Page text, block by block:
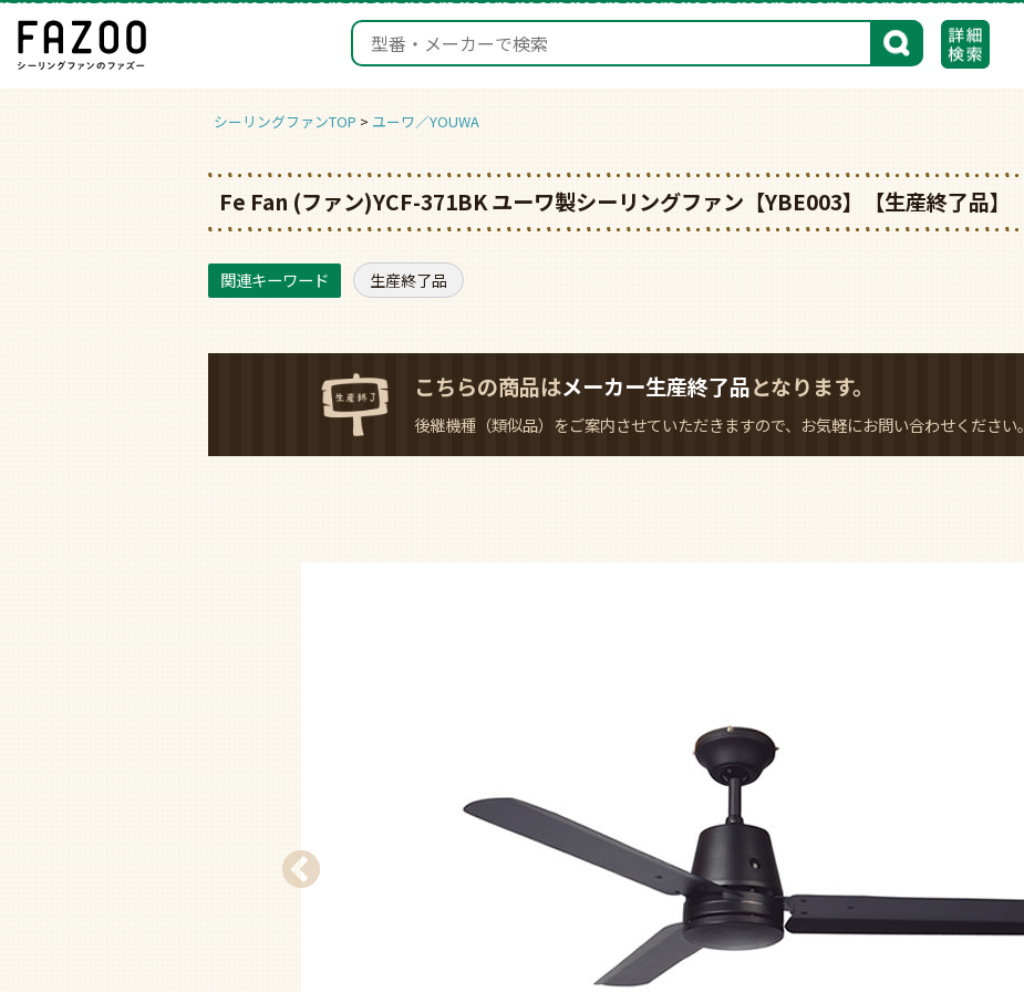
検索
シーリングファンTOP ユーワ／YOUWA
Fe Fan (ファン)YCF-371BK ユーワ製シーリングファン【YBE003】【生産終了品】
生産終了品
こちらの商品はメーカー生産終了品となります。
後継機種（類似品）をご案内させていただきますので、お気軽にお問い合わせください。